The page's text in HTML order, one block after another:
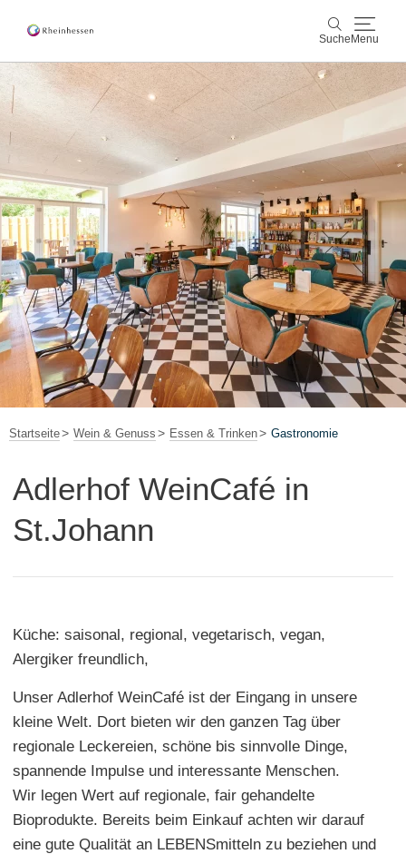
Suche Menu
Wein & Genuss
Aktiv & Natur
Kultur & Städte
Veranstaltungen
Buchung & Service
ShopRheinhessen-Blog Karte
Startseite Wein & Genuss Essen & Trinken Gastronomie
Adlerhof WeinCafé in
St.Johann
Küche: saisonal, regional, vegetarisch, vegan,
Alergiker freundlich,
Unser Adlerhof WeinCafé ist der Eingang in unsere
kleine Welt. Dort bieten wir den ganzen Tag über
regionale Leckereien, schöne bis sinnvolle Dinge,
spannende Impulse und interessante Menschen.
Wir legen Wert auf regionale, fair gehandelte
Bioprodukte. Bereits beim Einkauf achten wir darauf
eine gute Qualität an LEBENSmitteln zu beziehen und